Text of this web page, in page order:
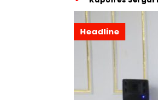
Headline